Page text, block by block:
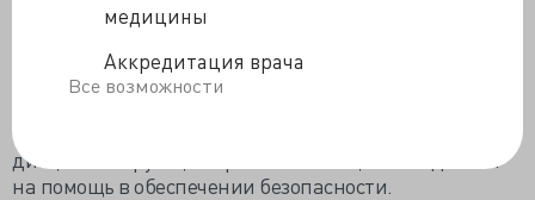
медицины
Аккредитация врача
Все возможности
аудиозапись расценивают как «издевательство», при
этом Депздрав, как бенефициар муниципального
здравоохранения, имеет юридическое право на
4,2% респондентов сочли аудиозапись полезной
дисциплинирующей практикой и ещё 2% надеются
на помощь в обеспечении безопасности.